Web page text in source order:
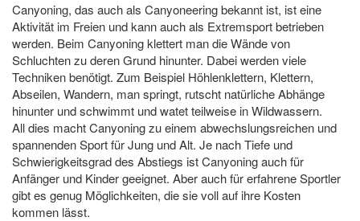
Canyoning, das auch als Canyoneering bekannt ist, ist eine
Aktivität im Freien und kann auch als Extremsport betrieben
werden. Beim Canyoning klettert man die Wände von
Schluchten zu deren Grund hinunter. Dabei werden viele
Techniken benötigt. Zum Beispiel Höhlenklettern, Klettern,
Abseilen, Wandern, man springt, rutscht natürliche Abhänge
hinunter und schwimmt und watet teilweise in Wildwassern.
All dies macht Canyoning zu einem abwechslungsreichen und
spannenden Sport für Jung und Alt. Je nach Tiefe und
Schwierigkeitsgrad des Abstiegs ist Canyoning auch für
Anfänger und Kinder geeignet. Aber auch für erfahrene Sportler
gibt es genug Möglichkeiten, die sie voll auf ihre Kosten
kommen lässt.